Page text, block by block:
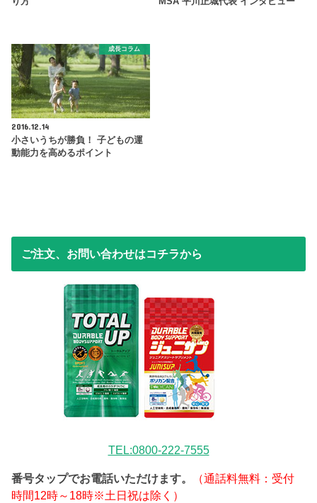
成長コラム
2016.12.14
小さいうちが勝負！ 子どもの運
動能力を高めるポイント
ご注文、お問い合わせはコチラから
TEL:0800-222-7555
番号タップでお電話いただけます。
（通話料無料：受付
時間12時～18時※土日祝は除く）